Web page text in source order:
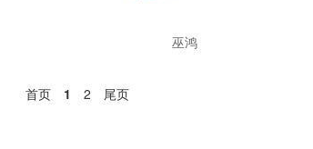
巫鸿
首页 1 2 尾页